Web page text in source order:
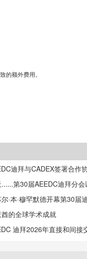
的额外费用。
迪拜与CADEX签署合作
......第30届AEEDC迪拜分
·本·穆罕默德开幕第30届
的全球学术成就
迪拜2026年直接和间接